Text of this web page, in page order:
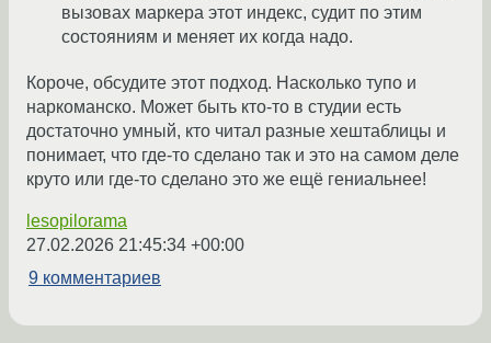
вызовах маркера этот индекс, судит по этим
состояниям и меняет их когда надо.
Короче, обсудите этот подход. Насколько тупо и
наркоманско. Может быть кто-то в студии есть
достаточно умный, кто читал разные хештаблицы и
понимает, что где-то сделано так и это на самом деле
круто или где-то сделано это же ещё гениальнее!
lesopilorama
27.02.2026 21:45:34 +00:00
9 комментариев